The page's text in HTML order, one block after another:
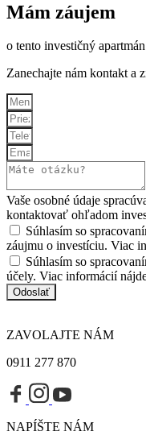
Mám záujem
o tento investičný
Zanechajte nám kontakt a
Vaše osobné údaje
kontaktovať ohľadom
Súhlasím so
záujmu o investíciu. Viac
Súhlasím so
účely. Viac informácií
Odoslať
ZAVOLAJTE NÁM
0911 277 870
NAPÍŠTE NÁM